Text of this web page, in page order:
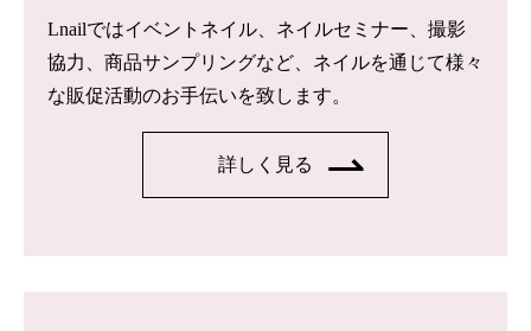
Lnailではイベントネイル、ネイルセミナー、撮影
協力、商品サンプリングなど、ネイルを通じて様々
な販促活動のお手伝いを致します。
詳しく見る